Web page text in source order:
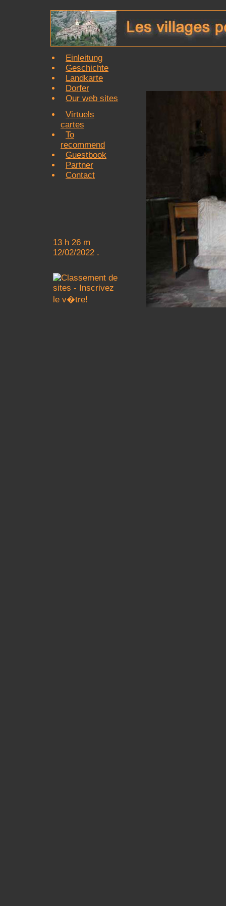
Einleitung
Geschichte
Landkarte
Dorfer
Our web sites
Virtuels
cartes
To
recommend
Guestbook
Partner
Contact
13 h 26 m
12/02/2022 .